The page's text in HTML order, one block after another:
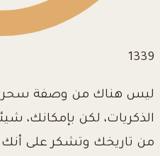
1339
ليس هناك من وصفة
الذكريات، لكن بإمكانك،
من تاريخك وتشكر على أنك